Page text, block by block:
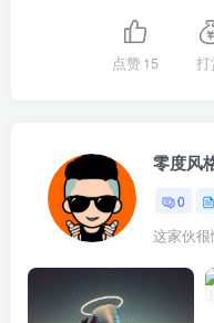
点赞15 打
零度风
0
这家伙